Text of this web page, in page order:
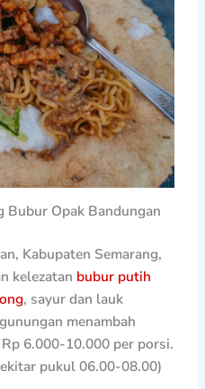
Bubur Opak Bandungan
Kabupaten Semarang,
kelezatan bubur putih
, sayur dan lauk
menambah
6.000-10.000 per porsi.
pukul 06.00-08.00)